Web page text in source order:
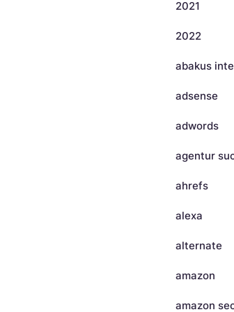
2021
2022
abakus
adsense
adwords
agentur
ahrefs
alexa
alternate
amazon
amazon